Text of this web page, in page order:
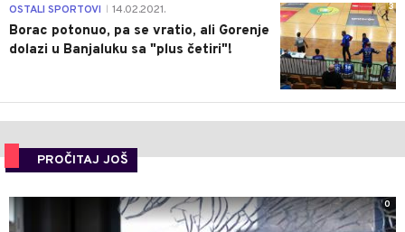
3
OSTALI SPORTOVI 14.02.2021.
Borac potonuo, pa se vratio, ali Gorenje
dolazi u Banjaluku sa "plus četiri"!
PROČITAJ JOŠ
0